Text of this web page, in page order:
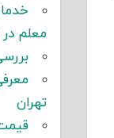
معلم در
تهران